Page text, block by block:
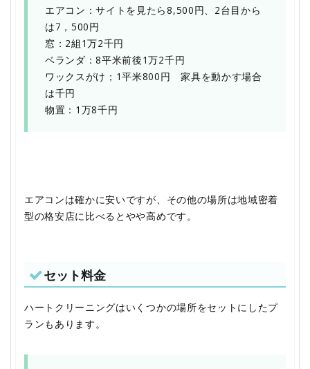
エアコン：サイトを見たら8,500円、2台目から
は7，500円
窓：2組1万2千円
ベランダ：8平米前後1万2千円
ワックスがけ；1平米800円 家具を動かす場合
は千円
物置：1万8千円
エアコンは確かに安いですが、その他の場所は地域密着
型の格安店に比べるとやや高めです。
セット料金
ハートクリーニングはいくつかの場所をセットにしたプ
ランもあります。